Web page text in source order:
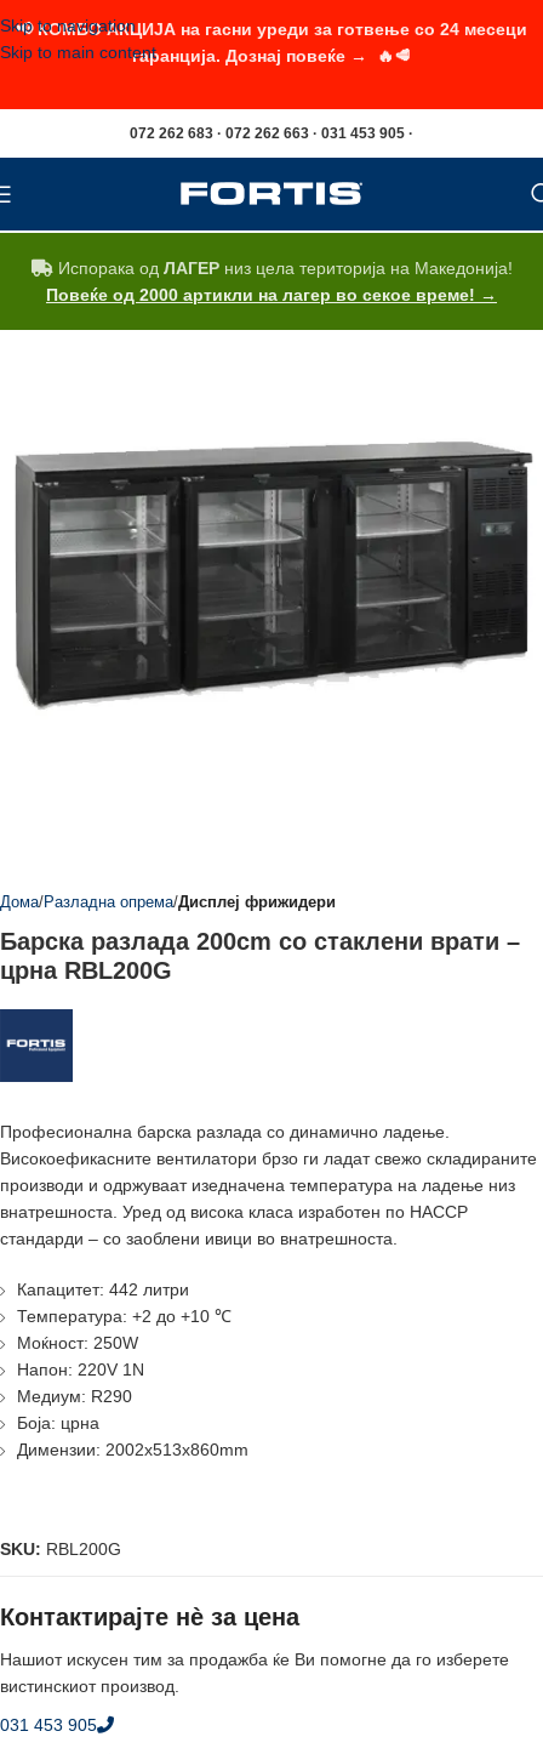
Skip to navigation
Skip to main content
072 262 683 · 072 262 663 · 031 453 905 ·
Испорака од ЛАГЕРниз цела територија на Македонија!
Повеќе од 2000 артикли на лагер во секое време! →
Дома Разладна опрема Дисплеј фрижидери
Барска разлада 200cm со стаклени врати –
црна RBL200G
Професионална барска разлада со динамично ладење.
Високоефикасните вентилатори брзо ги ладат свежо складираните
производи и одржуваат изедначена температура на ладење низ
внатрешноста. Уред од висока класа изработен по HACCP
стандарди – со заоблени ивици во внатрешноста.
Капацитет: 442 литри
Температура: +2 до +10 ℃
Моќност: 250W
Напон: 220V 1N
Медиум: R290
Боја: црна
Димензии: 2002x513x860mm
SKU: RBL200G
Контактирајте нè за цена
Нашиот искусен тим за продажба ќе Ви помогне да го изберете
вистинскиот производ.
031 453 905
📢 КОМБО АКЦИЈА на гасни уреди за готвење со 24 месеци
гаранција. Дознај повеќе → 🔥🥩